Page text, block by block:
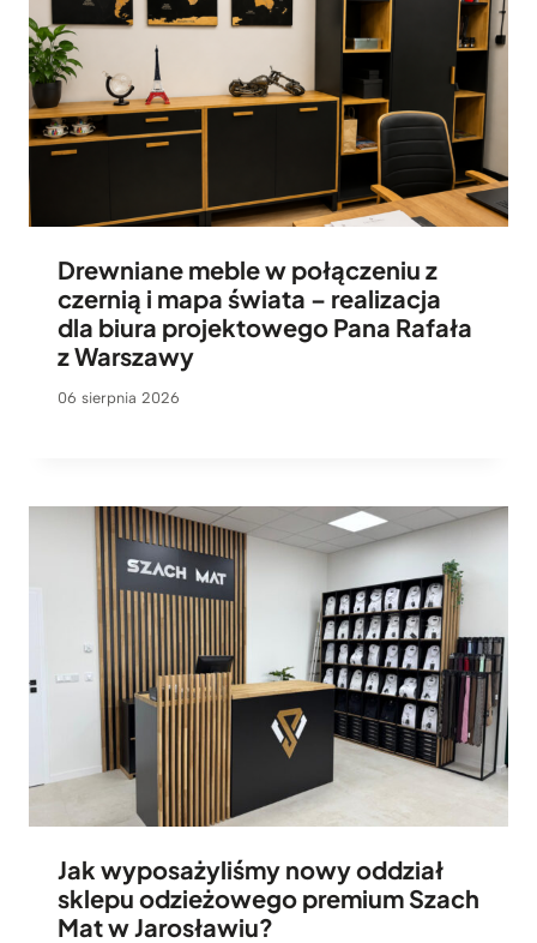
Drewniane meble w połączeniu z
czernią i mapa świata – realizacja
dla biura projektowego Pana Rafała
z Warszawy
06 sierpnia 2026
Jak wyposażyliśmy nowy oddział
sklepu odzieżowego premium Szach
Mat w Jarosławiu?